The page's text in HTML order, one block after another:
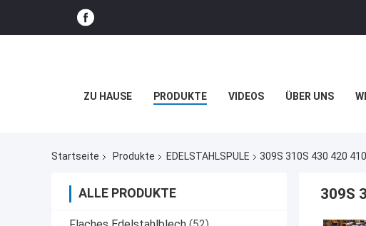
ZU HAUSE PRODUKTE VIDEOS ÜBER UNS
Startseite Produkte EDELSTAHLSPULE 309S 310S 430 420
ALLE PRODUKTE 309S